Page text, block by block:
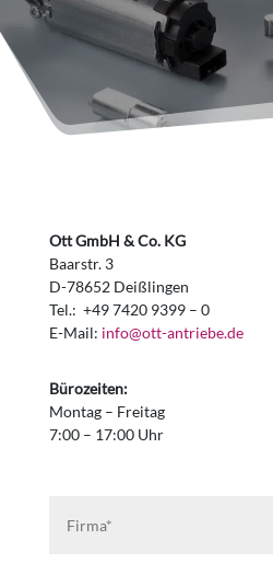
Ott GmbH & Co. KG
Baarstr. 3
D-78652 Deißlingen
Tel.: +49 7420 9399 – 0
E-Mail: info@ott-antriebe.de
Bürozeiten:
Montag – Freitag
7:00 – 17:00 Uhr